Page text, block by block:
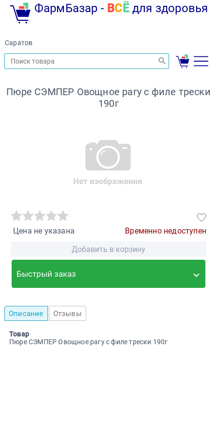
ФармБазар - ВС Ёдля здоровья
Саратов
Пюре СЭМПЕР Овощное рагу с филе трески
190г
Цена не указана
Временно недоступен
Добавить в корзину
Быстрый заказ
Описание Отзывы
Товар
Пюре СЭМПЕР Овощное рагу с филе трески 190г